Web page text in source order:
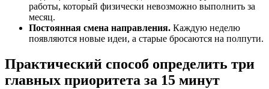
работы, который физически невозможно выполнить за
месяц.
Постоянная смена направления. Каждую неделю
появляются новые идеи, а старые бросаются на полпути.
Практический способ определить три
главных приоритета за 15 минут